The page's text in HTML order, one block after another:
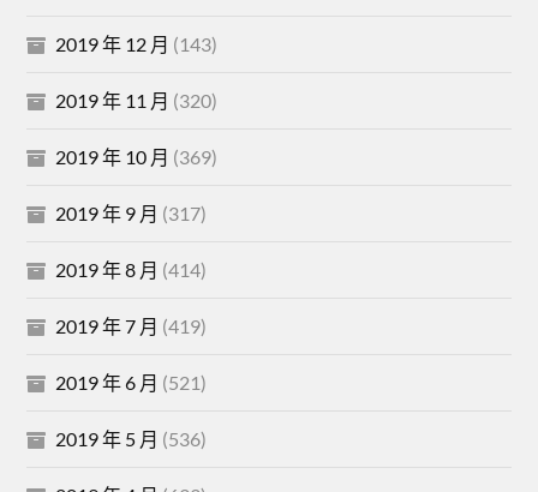
2019 年 12 月 (143)
2019 年 11 月 (320)
2019 年 10 月 (369)
2019 年 9 月 (317)
2019 年 8 月 (414)
2019 年 7 月 (419)
2019 年 6 月 (521)
2019 年 5 月 (536)